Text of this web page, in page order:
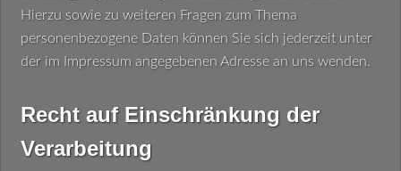
Hierzu sowie zu weiteren Fragen zum Thema
personenbezogene Daten können Sie sich jederzeit unter
der im Impressum angegebenen Adresse an uns wenden.
Recht auf Einschränkung der
Verarbeitung